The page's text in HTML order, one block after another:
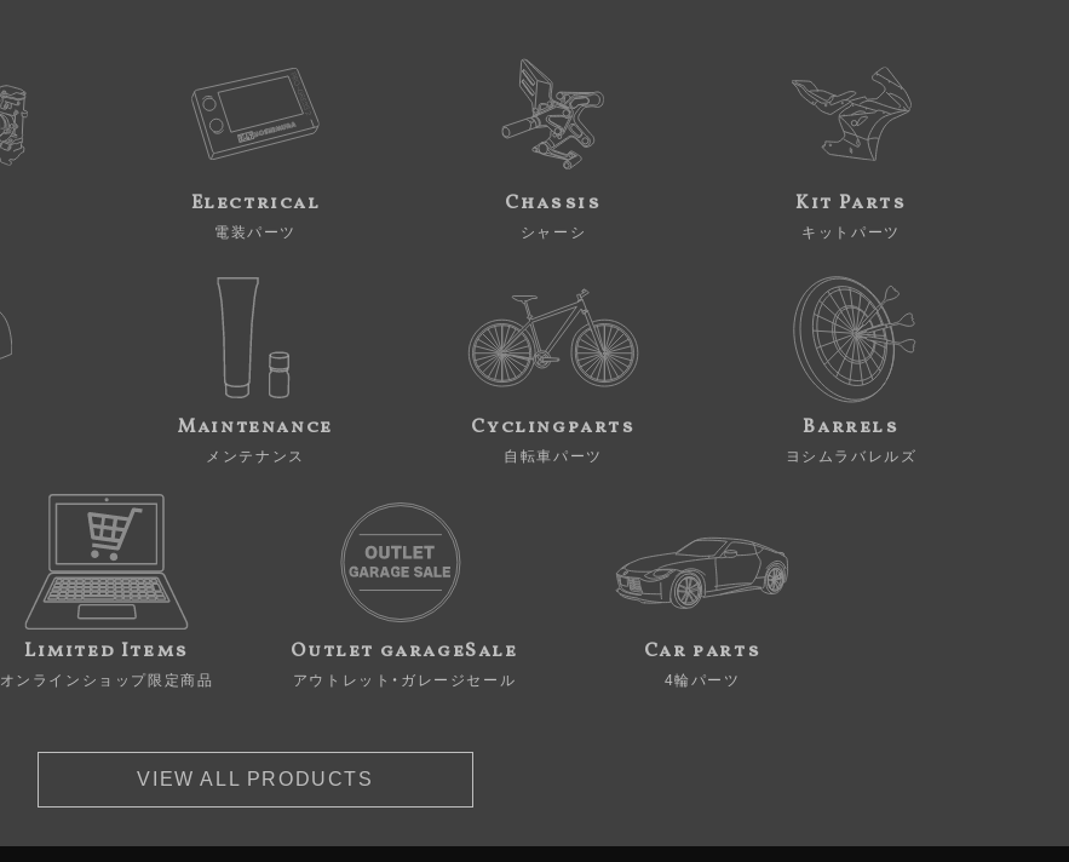
Electrical
電装パーツ
Chassis
シャーシ
Kit Parts
キットパーツ
Maintenance
メンテナンス
Cyclingparts
自転車パーツ
Barrels
ヨシムラバレルズ
Limited Items
オンラインショップ限定商品
Outlet garageSale
アウトレット・ガレージセール
Car parts
4輪パーツ
VIEW ALL PRODUCTS